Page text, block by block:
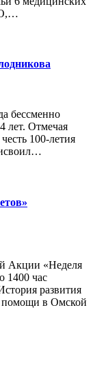
бессменно
лет. Отмечая
100-летия
Акции «Неделя
1400 час
развития
помощи в Омской